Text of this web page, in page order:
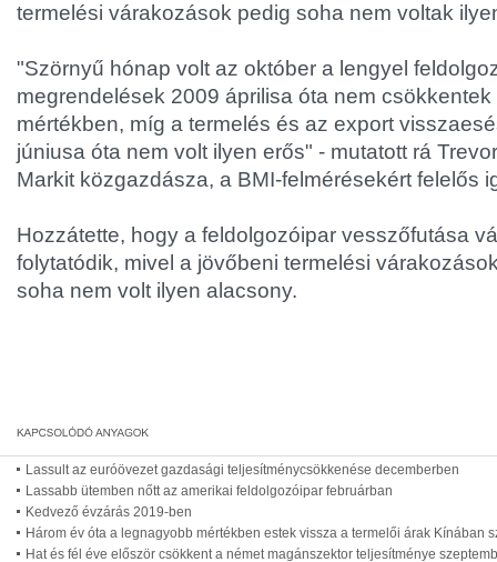
termelési várakozások pedig soha nem voltak
"Szörnyű hónap volt az október a lengyel
megrendelések 2009 áprilisa óta nem
mértékben, míg a termelés és az export
júniusa óta nem volt ilyen erős" - mutatott rá
Markit közgazdásza, a BMI-felmérésekért felelős
Hozzátette, hogy a feldolgozóipar vesszőfutása
folytatódik, mivel a jövőbeni termelési
soha nem volt ilyen alacsony.
Lassult az euróövezet gazdasági teljesítménycsökkenése decemberben
Lassabb ütemben nőtt az amerikai feldolgozóipar februárban
Kedvező évzárás 2019-ben
Három év óta a legnagyobb mértékben estek vissza a termelői árak Kínában
Hat és fél éve először csökkent a német magánszektor teljesítménye